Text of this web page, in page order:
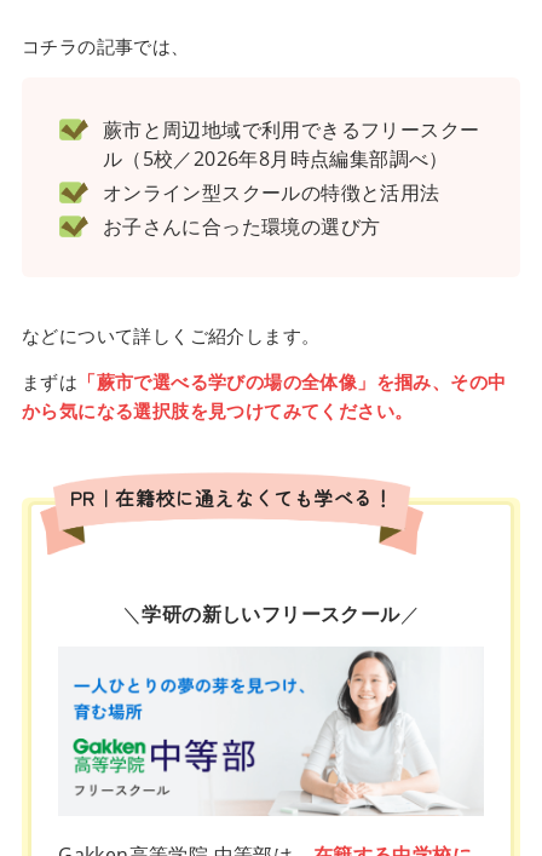
コチラの記事では、
蕨市と周辺地域で利用できるフリースクー
ル（5校／2026年8月時点編集部調べ）
オンライン型スクールの特徴と活用法
お子さんに合った環境の選び方
などについて詳しくご紹介します。
まずは 「蕨市で選べる学びの場の全体像」を掴み、その中
から気になる選択肢を見つけてみてください。
PR｜在籍校に通えなくても学べる！
＼学研の新しいフリースクール／